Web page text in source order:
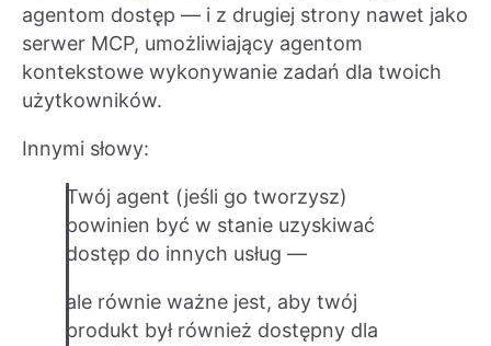
agentom dostęp — i z drugiej strony nawet jako
serwer MCP, umożliwiający agentom
kontekstowe wykonywanie zadań dla twoich
użytkowników.
Innymi słowy:
Twój agent (jeśli go tworzysz)
powinien być w stanie uzyskiwać
dostęp do innych usług —
ale równie ważne jest, aby twój
produkt był również dostępny dla